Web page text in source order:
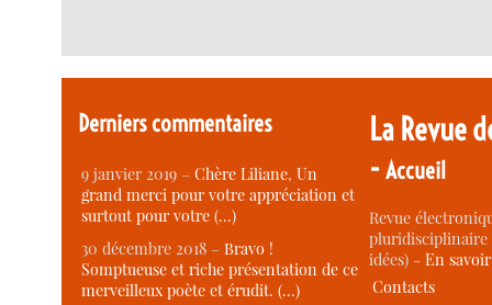
Derniers commentaires
9 janvier 2019 –Chère Liliane, Un
grand merci pour votre appréciation et
surtout pour votre (…)
30 décembre 2018 –Bravo !
Somptueuse et riche présentation de ce
merveilleux poète et érudit. (…)
La Revue
-Accueil
Revue
idées) -En
Contacts